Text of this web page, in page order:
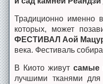
Традиционно именно
которых, может
ФЕСТИВАЛ Аой
века. Фестиваль
В Киото живутсамые
лучшими тканями